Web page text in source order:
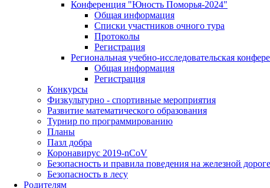
Конференция "Юность Поморья-2024"
Общая информация
Списки участников очного тура
Протоколы
Регистрация
Региональная учебно-исследовательская
Общая информация
Регистрация
Конкурсы
Физкультурно - спортивные мероприятия
Развитие математического образования
Турнир по программированию
Планы
Пазл добра
Коронавирус 2019-nCoV
Безопасность и правила поведения на железной дороге
Безопасность в лесу
Родителям